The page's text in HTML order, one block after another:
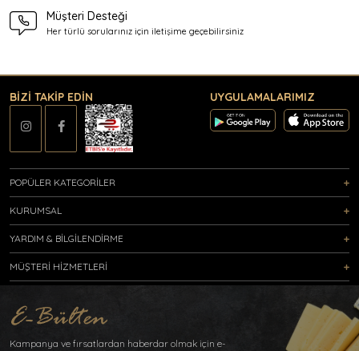
Müşteri Desteği
Her türlü sorularınız için iletişime geçebilirsiniz
BİZİ TAKİP EDİN UYGULAMALARIMIZ
POPÜLER KATEGORİLER
KURUMSAL
YARDIM & BİLGİLENDİRME
MÜŞTERİ HİZMETLERİ
Kampanya ve fırsatlardan haberdar olmak için e-